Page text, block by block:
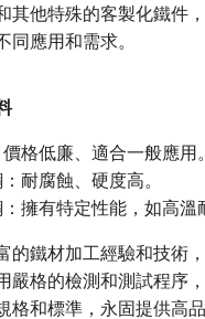
其他特殊的客製化鐵件
同應用和需求。
格低廉、適合一般應用。
耐腐蝕、硬度高。
擁有特定性能，如高溫
的鐵材加工經驗和技術
嚴格的檢測和測試程序
格和標準，永固提供高